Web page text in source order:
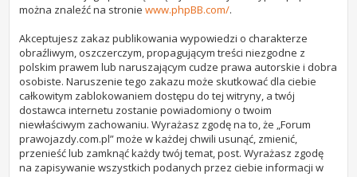
można znaleźć na stroniewww.phpBB.com/.
Akceptujesz zakaz publikowania wypowiedzi o charakterze
obraźliwym, oszczerczym, propagującym treści niezgodne z
polskim prawem lub naruszającym cudze prawa autorskie i dobra
osobiste. Naruszenie tego zakazu może skutkować dla ciebie
całkowitym zablokowaniem dostępu do tej witryny, a twój
dostawca internetu zostanie powiadomiony o twoim
niewłaściwym zachowaniu. Wyrażasz zgodę na to, że „Forum
prawojazdy.com.pl” może w każdej chwili usunąć, zmienić,
przenieść lub zamknąć każdy twój temat, post. Wyrażasz zgodę
na zapisywanie wszystkich podanych przez ciebie informacji w